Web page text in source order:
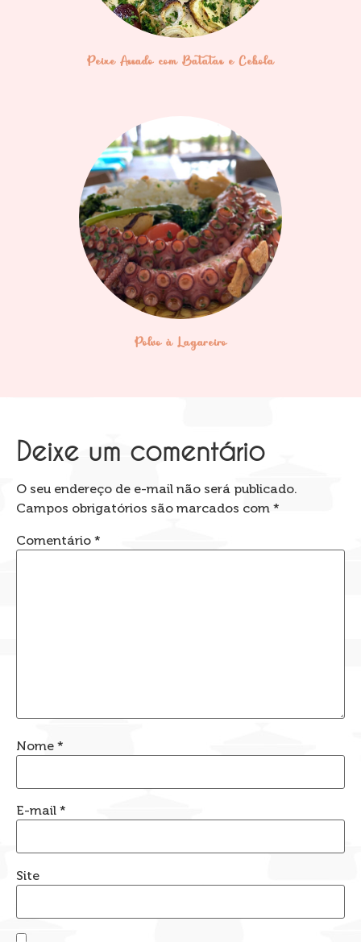
Peixe Assado com Batatas e Cebola
Polvo à Lagareiro
Deixe um comentário
O seu endereço de e-mail não será publicado.
Campos obrigatórios são marcados com *
Comentário *
Nome *
E-mail *
Site